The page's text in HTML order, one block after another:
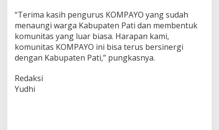
“Terima kasih pengurus KOMPAYO yang sudah
menaungi warga Kabupaten Pati dan membentuk
komunitas yang luar biasa. Harapan kami,
komunitas KOMPAYO ini bisa terus bersinergi
dengan Kabupaten Pati,” pungkasnya.
Redaksi
Yudhi